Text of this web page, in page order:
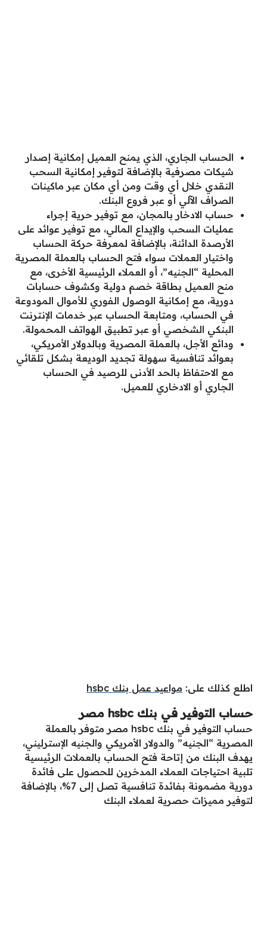
الحساب الجاري، الذي يمنح العميل إمكانية إصدار
شيكات مصرفية بالإضافة لتوفير إمكانية السحب
النقدي خلال أي وقت ومن أي مكان عبر ماكينات
الصراف الآلي أو عبر فروع البنك.
حساب الادخار بالمجان، مع توفير حرية إجراء
عمليات السحب والإيداع المالي، مع توفير عوائد على
الأرصدة الدائنة، بالإضافة لمعرفة حركة الحساب
واختيار العملات سواء فتح الحساب بالعملة المصرية
المحلية “الجنيه”، أو العملاء الرئيسية الأخرى، مع
منح العميل بطاقة خصم دولية وكشوف حسابات
دورية، مع إمكانية الوصول الفوري للأموال المودوعة
في الحساب، ومتابعة الحساب عبر خدمات الإنترنت
البنكي الشخصي أو عبر تطبيق الهواتف المحمولة.
ودائع الأجل، بالعملة المصرية وبالدولار الأمريكي،
بعوائد تنافسية سهولة تجديد الوديعة بشكل تلقائي
مع الاحتفاظ بالحد الأدنى للرصيد في الحساب
الجاري أو الادخاري للعميل.
اطلع كذلك على: مواعيد عمل بنك hsbc
حساب التوفير في بنك hsbc مصر
حساب التوفير في بنك hsbc مصر متوفر بالعملة
المصرية “الجنيه” والدولار الأمريكي والجنيه الإسترليني،
يهدف البنك من إتاحة فتح الحساب بالعملات الرئيسية
تلبية احتياجات العملاء المدخرين للحصول على فائدة
دورية مضمونة بفائدة تنافسية تصل إلى 7%، بالإضافة
لتوفير مميزات حصرية لعملاء البنك